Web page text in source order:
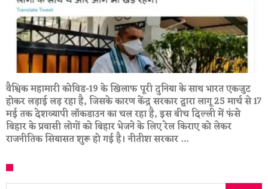
वैश्विक महामारी कोविड-19 के खिलाफ पूरी दुनिया के साथ भारत एकजुट
होकर लड़ाई लड़ रहा है, जिसके कारण केंद्र सरकार द्वारा लागू 25 मार्च से 17
मई तक देशव्यापी लॉकडाउन का चल रहा है, इस बीच दिल्ली में फंसे
बिहार के प्रवासी लोगों को बिहार भेजने के लिए रेल किराए को लेकर
राजनीतिक सियासत शुरू हो गई है। नीतीश सरकार …
Search for: